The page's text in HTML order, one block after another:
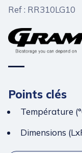
Ref : RR310LG10
Points clés
Température
Dimensions